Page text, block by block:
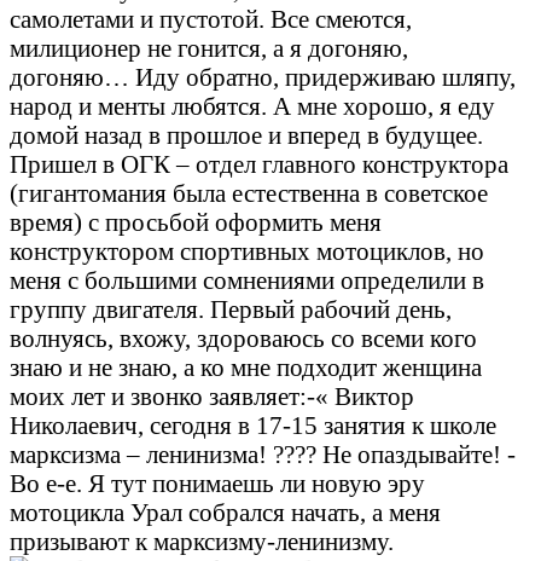
самолетами и пустотой. Все смеются,
милиционер не гонится, а я догоняю,
догоняю… Иду обратно, придерживаю шляпу,
народ и менты любятся. А мне хорошо, я еду
домой назад в прошлое и вперед в будущее.
Пришел в ОГК – отдел главного конструктора
(гигантомания была естественна в советское
время) с просьбой оформить меня
конструктором спортивных мотоциклов, но
меня с большими сомнениями определили в
группу двигателя. Первый рабочий день,
волнуясь, вхожу, здороваюсь со всеми кого
знаю и не знаю, а ко мне подходит женщина
моих лет и звонко заявляет:-« Виктор
Николаевич, сегодня в 17-15 занятия к школе
марксизма – ленинизма! ???? Не опаздывайте! -
Во е-е. Я тут понимаешь ли новую эру
мотоцикла Урал собрался начать, а меня
призывают к марксизму-ленинизму.